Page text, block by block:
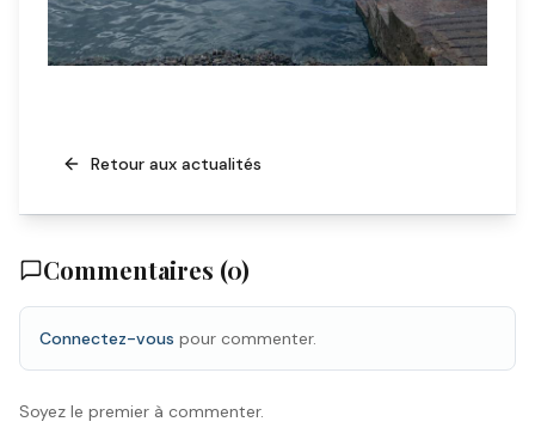
Retour aux actualités
Commentaires (0)
Connectez-vous pour commenter.
Soyez le premier à commenter.